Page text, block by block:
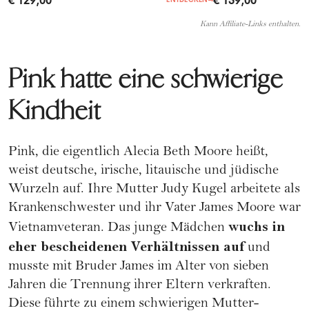
Kann Affiliate-Links enthalten.
Pink hatte eine schwierige
Kindheit
Pink, die eigentlich Alecia Beth Moore heißt,
weist deutsche, irische, litauische und jüdische
Wurzeln auf. Ihre Mutter Judy Kugel arbeitete als
Krankenschwester und ihr Vater James Moore war
Vietnamveteran. Das junge Mädchen wuchs in
eher bescheidenen Verhältnissen auf und
musste mit Bruder James im Alter von sieben
Jahren die Trennung ihrer Eltern verkraften.
Diese führte zu einem schwierigen Mutter-